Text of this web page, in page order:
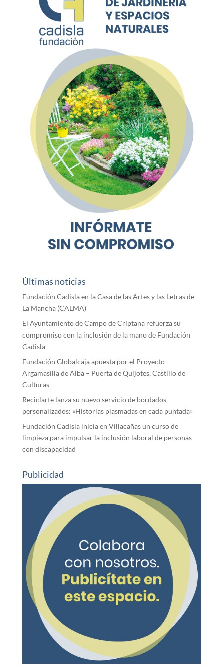
Últimas noticias
Fundación Cadisla en la Casa de las Artes y las Letras de
La Mancha (CALMA)
El Ayuntamiento de Campo de Criptana refuerza su
compromiso con la inclusión de la mano de Fundación
Cadisla
Fundación Globalcaja apuesta por el Proyecto
Argamasilla de Alba – Puerta de Quijotes, Castillo de
Culturas
Reciclarte lanza su nuevo servicio de bordados
personalizados: «Historias plasmadas en cada puntada»
Fundación Cadisla inicia en Villacañas un curso de
limpieza para impulsar la inclusión laboral de personas
con discapacidad
Publicidad